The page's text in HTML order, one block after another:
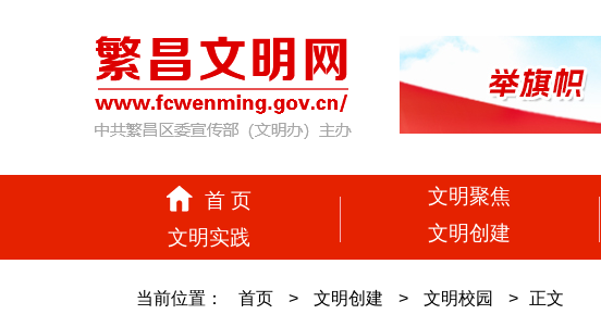
首 页
文明实践
文明聚焦
文明创建
当前位置： 首页 > 文明创建 > 文明校园 > 正文